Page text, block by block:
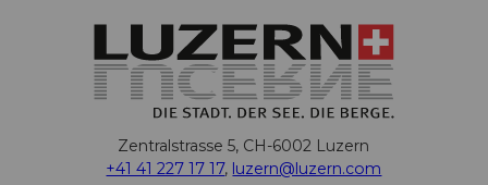
Zentralstrasse 5, CH-6002 Luzern
+41 41 227 17 17, luzern@luzern.com